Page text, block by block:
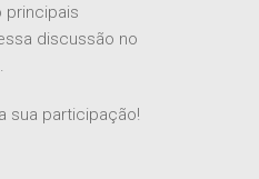
entre
principais
discussão no
sua participação!